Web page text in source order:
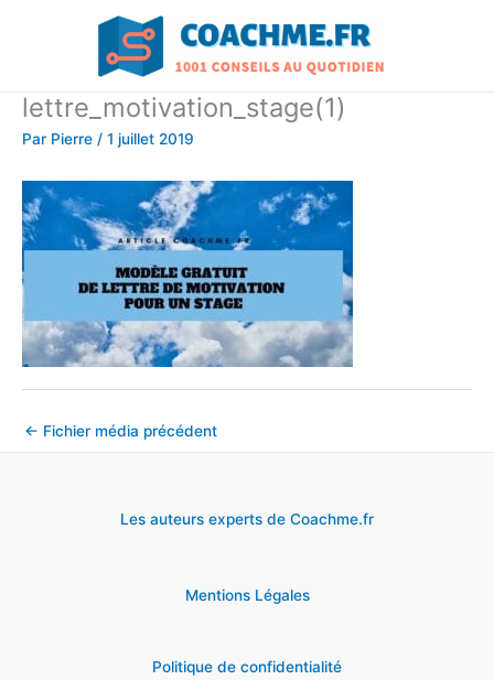
lettre_motivation_stage(1)
Par Pierre / 1 juillet 2019
← Fichier média précédent
Les auteurs experts de Coachme.fr
Mentions Légales
Politique de confidentialité